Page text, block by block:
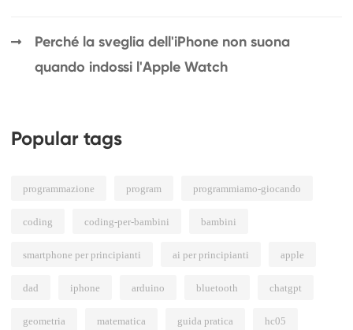
Perché la sveglia dell'iPhone non suona
quando indossi l'Apple Watch
Popular tags
programmazione program programmiamo-giocando
coding coding-per-bambini bambini
smartphone per principianti ai per principianti apple
dad iphone arduino bluetooth chatgpt
geometria matematica guida pratica hc05